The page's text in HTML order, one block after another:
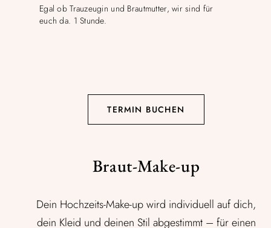
Egal ob Trauzeugin und Brautmutter, wir sind für
euch da. 1 Stunde.
TERMIN BUCHEN
Braut-Make-up
Dein Hochzeits-Make-up wird individuell auf dich,
dein Kleid und deinen Stil abgestimmt – für einen